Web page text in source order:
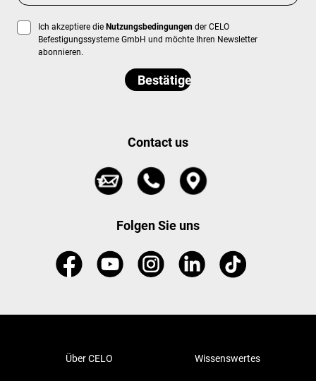
Ich akzeptiere dieNutzungsbedingungen der CELO
Befestigungssysteme GmbH und möchte Ihren Newsletter
abonnieren.
Contact us
Folgen Sie uns
Über CELO Wissenswertes